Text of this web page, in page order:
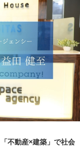
不動産×建築」で社会